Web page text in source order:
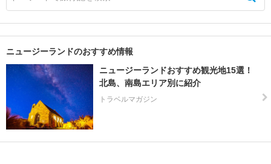
リ
ロ
公
園
周
辺
ニュージーランドのおすすめ情報
ニュージーランドおすすめ観光地15選！
北島、南島エリア別に紹介
トラベルマガジン